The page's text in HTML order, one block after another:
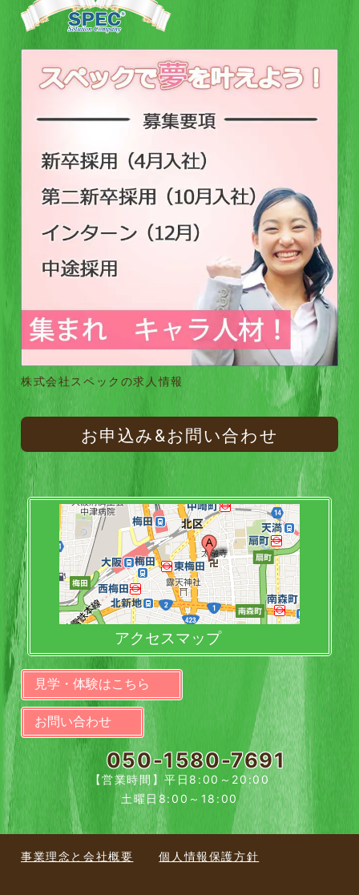
株式会社スペックの求人情報
お申込み&お問い合わせ
アクセスマップ
見学・体験はこちら
お問い合わせ
050-1580-7691
【営業時間】平日8:00～20:00
土曜日8:00～18:00
事業理念と会社概要 個人情報保護方針